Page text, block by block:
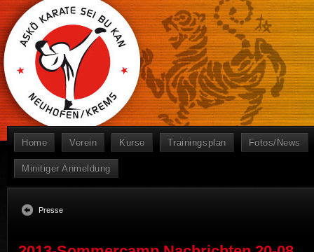
Home Verein Kurse Trainingsplan Fotos/News
Minitiger Anmeldung
Presse